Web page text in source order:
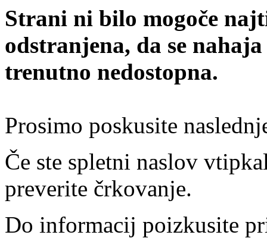
Strani ni bilo mogoče
odstranjena, da se
trenutno nedostopna.
Prosimo poskusite
Če ste spletni naslov
preverite črkovanje.
Do informacij poizkusite